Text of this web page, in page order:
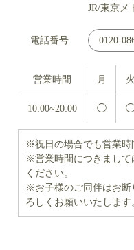
JR/東京メ
電話番号 0120-
営業時間 月 火
10:00~20:00 ◯
※祝日の場合でも営業時
※営業時間につきまして
ください。
※お子様のご同伴はお断
ろしくお願いいたします